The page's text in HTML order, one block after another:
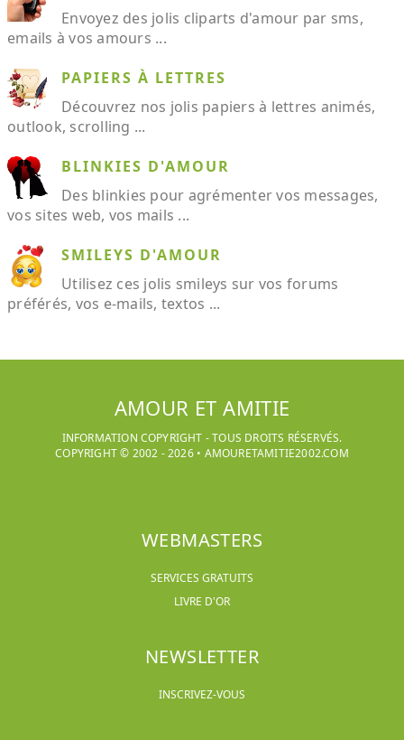
Envoyez des jolis cliparts d'amour par sms,
emails à vos amours ...
PAPIERS À LETTRES
Découvrez nos jolis papiers à lettres animés,
outlook, scrolling ...
BLINKIES D'AMOUR
Des blinkies pour agrémenter vos messages,
vos sites web, vos mails ...
SMILEYS D'AMOUR
Utilisez ces jolis smileys sur vos forums
préférés, vos e-mails, textos ...
AMOUR ET AMITIE
INFORMATION COPYRIGHT - TOUS DROITS RÉSERVÉS.
COPYRIGHT © 2002 -2026• AMOURETAMITIE2002.COM
WEBMASTERS
SERVICES GRATUITS
LIVRE D'OR
NEWSLETTER
INSCRIVEZ-VOUS